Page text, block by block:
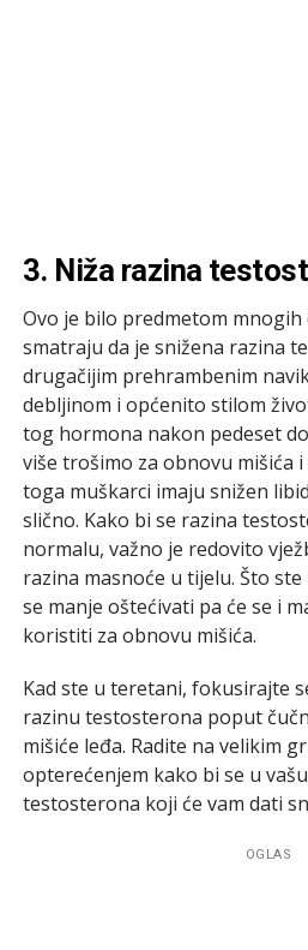
3. Niža razina
Ovo je bilo predmetom mnogih
smatraju da je snižena razina
drugačijim prehrambenim
debljinom i općenito stilom
tog hormona nakon pedeset
više trošimo za obnovu mišića
toga muškarci imaju snižen
slično. Kako bi se razina
normalu, važno je redovito
razina masnoće u tijelu. Što
se manje oštećivati pa će se i
koristiti za obnovu mišića.
Kad ste u teretani, fokusirajte
razinu testosterona poput
mišiće leđa. Radite na velikim
opterećenjem kako bi se u
testosterona koji će vam dati
OGLAS